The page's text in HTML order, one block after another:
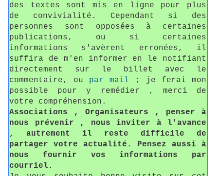
des textes sont mis en ligne pour plus
de convivialité. Cependant si des
personnes sont opposées à certaines
publications, ou si certaines
informations s'avèrent erronées, il
suffira de m'en informer en le notifiant
directement sur le billet avec le
commentaire, ou par mail ; je ferai mon
possible pour y remédier , merci de
votre compréhension.
Associations , Organisateurs , penser à
nous prévenir , nous inviter à l'avance
, autrement il reste difficile de
partager votre actualité. Pensez aussi à
nous fournir vos informations par
courriel.